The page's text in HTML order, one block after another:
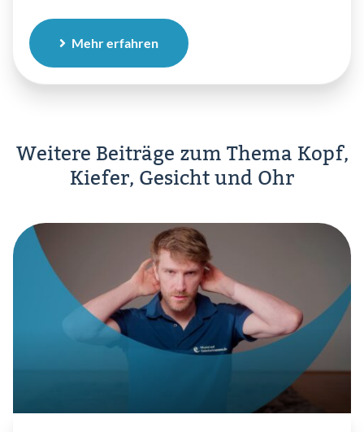
Mehr erfahren
Weitere Beiträge zum Thema Kopf,
Kiefer, Gesicht und Ohr